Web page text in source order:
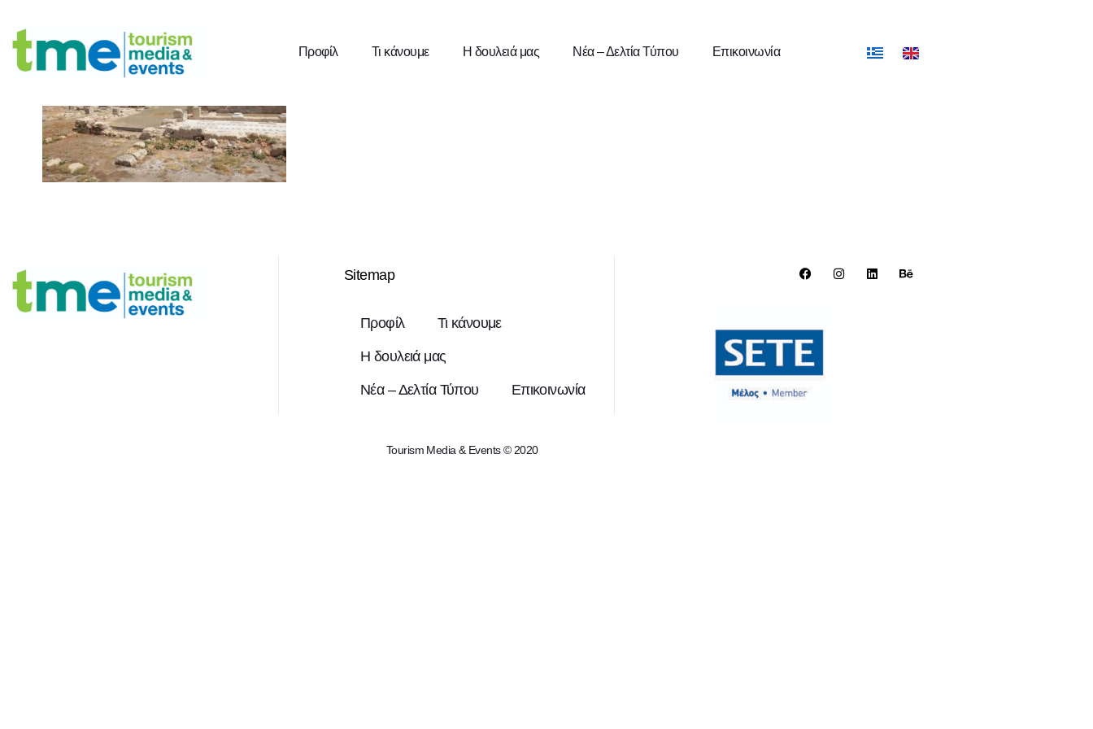
Προφίλ Τι κάνουμε Η δουλειά μας Νέα – Δελτία Τύπου Επικοινωνία
Sitemap
Προφίλ Τι κάνουμε
Η δουλειά μας
Νέα – Δελτία Τύπου Επικοινωνία
Tourism Media & Events © 2020